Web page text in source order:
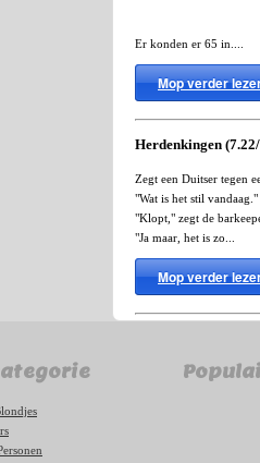
Er konden er 65 in....
Mop verder
Herdenkingen
Zegt een Duitser tegen
"Wat is het stil vandaag."
"Klopt," zegt de
"Ja maar, het is zo...
Mop verder